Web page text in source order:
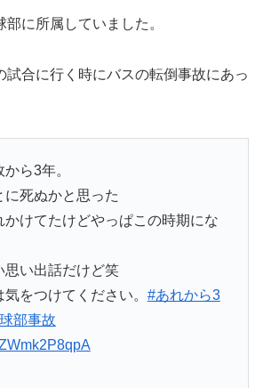
に所属していました。
試合に行く時にバスの転倒事故にあっ
ら3年。
に死ぬかと思った
かけてたけどやっぱこの時期にな
思い出話だけど笑
をつけてください。 #あれから3
部事故